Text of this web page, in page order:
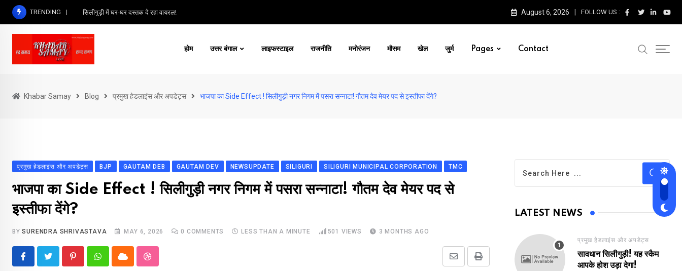
Skip
content
TRENDING सिलीगुड़ी में घर-घर दस्तक दे रहा वायरल! August 6, 2026 FOLLOW US :
होम उत्तर बंगाल लाइफस्टाइल राजनीति मनोरंजन मौसम खेल जुर्म Pages Contact
Khabar Samay Blog प्रमुख हेडलाइंस और अपडेट्स भाजपा का Side Effect ! सिलीगुड़ी नगर निगम में पसरा सन्नाटा! गौतम देव मेयर पद से इस्तीफा देंगे?
प्रमुख हेडलाइंस और अपडेट्स BJP GAUTAM DEB GAUTAM DEV NEWSUPDATE SILIGURI SILIGURI MUNICIPAL CORPORATION TMC
भाजपा का Side Effect ! सिलीगुड़ी नगर निगम में पसरा सन्नाटा! गौतम देव मेयर पद से
इस्तीफा देंगे?
BYSURENDRA SHRIVASTAVA MAY 6, 2026 0 COMMENTS LESS THAN A MINUTE 501 VIEWS 3 MONTHS AGO
PinterestWhatsappCloud StumbleUpon Print
Share
LATEST NEWS
प्रमुख हेडलाइंस और अपडेट्स
सावधान सिलीगुड़ी! यह स्कैम
आपके होश उड़ा देगा!